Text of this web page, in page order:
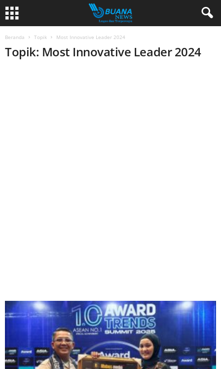
Beranda Topik Most Innovative Leader 2024
Topik: Most Innovative Leader 2024